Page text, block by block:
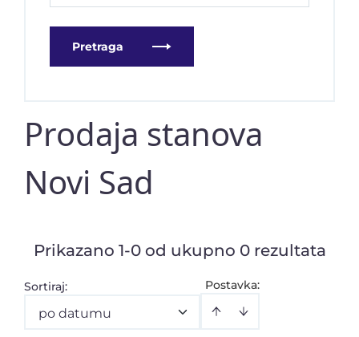
Pretraga
Prodaja stanova
Novi Sad
Prikazano 1-0 od ukupno 0 rezultata
Postavka:
Sortiraj:
po datumu